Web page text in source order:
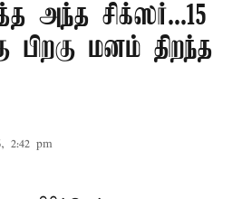
அந்த சிக்ஸர்...15
மனம் திறந்த
2:42 pm